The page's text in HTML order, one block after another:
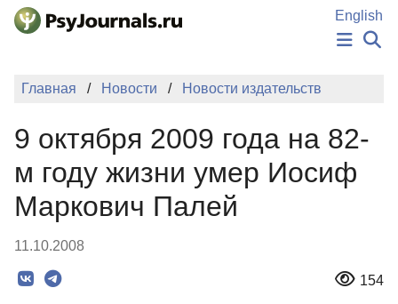
Перейти к основному содержанию
English
НОВОСТИ
ПОДАТЬ РУКОПИСЬ
КЛЮЧЕВЫЕ СЛОВА
Регистрация
Главная Новости Новости издательств
9 октября 2009 года на 82-
м году жизни умер Иосиф
Маркович Палей
11.10.2008
154